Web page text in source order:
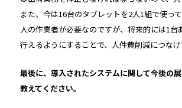
また、今は16台のタブレットを2人1組で使っ
人の作業者が必要なのですが、将来的には1台
行えるようにすることで、人件費削減につなげ
――最後に、導入されたシステムに関して今後の
教えてください。